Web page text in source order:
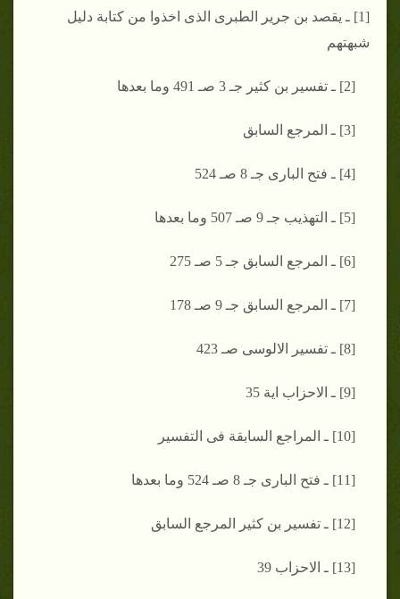
[1] ـ يقصد بن جرير الطبرى الذى اخذوا من كتابة دليل
شبهتهم
[2] ـ تفسير بن كثير جـ 3 صـ 491 وما بعدها
[3] ـ المرجع السابق
[4] ـ فتح البارى جـ 8 صـ 524
[5] ـ التهذيب جـ 9 صـ 507 وما بعدها
[6] ـ المرجع السابق جـ 5 صـ 275
[7] ـ المرجع السابق جـ 9 صـ 178
[8] ـ تفسير الالوسى صـ 423
[9] ـ الاحزاب اية 35
[10] ـ المراجع السابقة فى التفسير
[11] ـ فتح البارى جـ 8 صـ 524 وما بعدها
[12] ـ تفسير بن كثير المرجع السابق
[13] ـ الاحزاب 39